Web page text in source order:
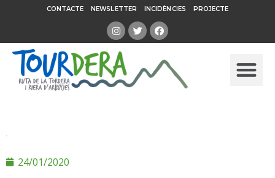
CONTACTE NEWSLETTER INCIDÈNCIES PROJECTE
24/01/2020